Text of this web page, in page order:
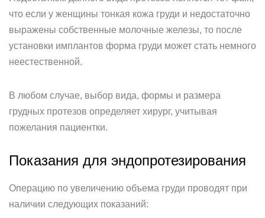
что если у женщины тонкая кожа груди и недостаточно
выражены собственные молочные железы, то после
установки имплантов форма груди может стать немного
неестественной.
В любом случае, выбор вида, формы и размера
грудных протезов определяет хирург, учитывая
пожелания пациентки.
Показания для эндопротезирования
Операцию по увеличению объема груди проводят при
наличии следующих показаний: